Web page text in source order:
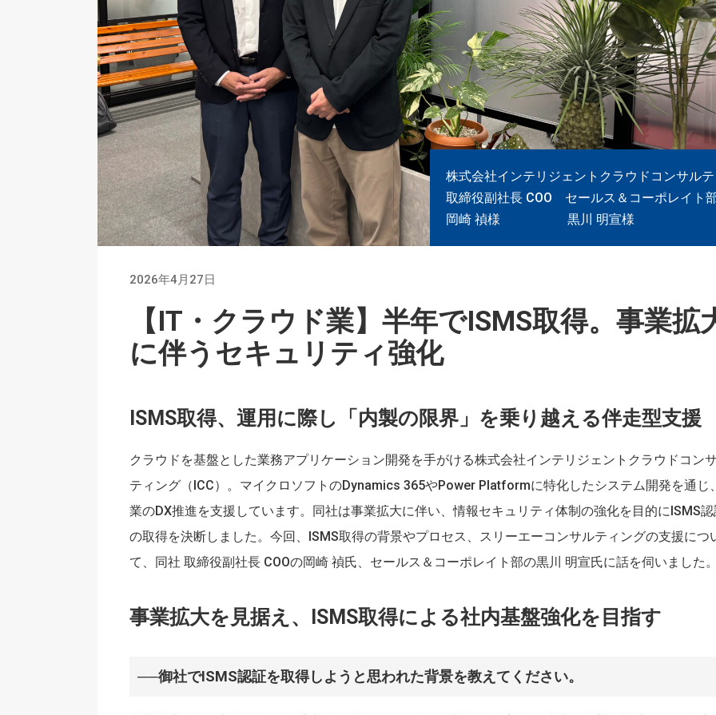
株式会社インテリジェントクラウドコンサル
取締役副社長 COO セールス＆コーポレイト
岡崎 禎様 黒川 明宣様
2026年4月27日
【IT・クラウド業】半年でISMS取得。事業拡
に伴うセキュリティ強化
ISMS取得、運用に際し「内製の限界」を乗り越える伴走型支援
クラウドを基盤とした業務アプリケーション開発を手がける株式会社インテリジェントクラウドコン
ティング（ICC）。マイクロソフトのDynamics 365やPower Platformに特化したシステム開発を通じ
業のDX推進を支援しています。同社は事業拡大に伴い、情報セキュリティ体制の強化を目的にISMS認
の取得を決断しました。今回、ISMS取得の背景やプロセス、スリーエーコンサルティングの支援につ
て、同社 取締役副社長 COOの岡崎 禎氏、セールス＆コーポレイト部の黒川 明宣氏に話を伺いました。
事業拡大を見据え、ISMS取得による社内基盤強化を目指す
──御社でISMS認証を取得しようと思われた背景を教えてください。